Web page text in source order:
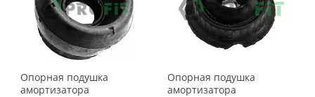
Опорная подушка
амортизатора
Опорная подушка
амортизатора